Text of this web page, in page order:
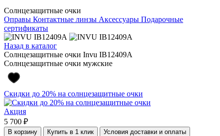
Солнцезащитные очки
Оправы Контактные линзы Аксессуары Подарочные
сертификаты
Назад в каталог
Солнцезащитные очки Invu IB12409A
Солнцезащитные очки мужские
Скидки до 20% на солнцезащитные очки
Акция
5 700 ₽
В корзину Купить в 1 клик Условия доставки и оплаты